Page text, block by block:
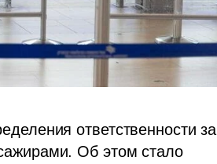
ответственности за
Об этом стало